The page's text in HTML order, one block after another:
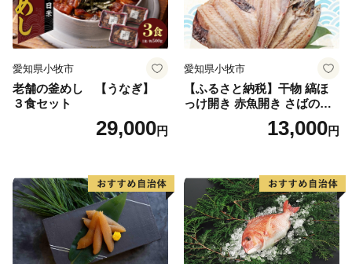
愛知県小牧市
老舗の釜めし 【うなぎ】
３食セット
29,000円
愛知県小牧市
【ふるさと納税】干物 縞ほ
っけ開き 赤魚開き さばの開
き 魚醤干し 3種 セット 詰め
合わせ 魚 おかず 肉厚 おいし
取り寄せグルメ 魚醤 ナンプ
ラー 愛知県 小牧市 冷凍 送料
無料
13,000円